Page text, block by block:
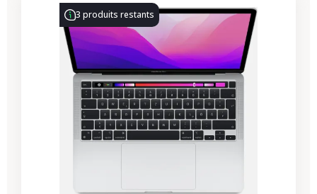
3 produits restants